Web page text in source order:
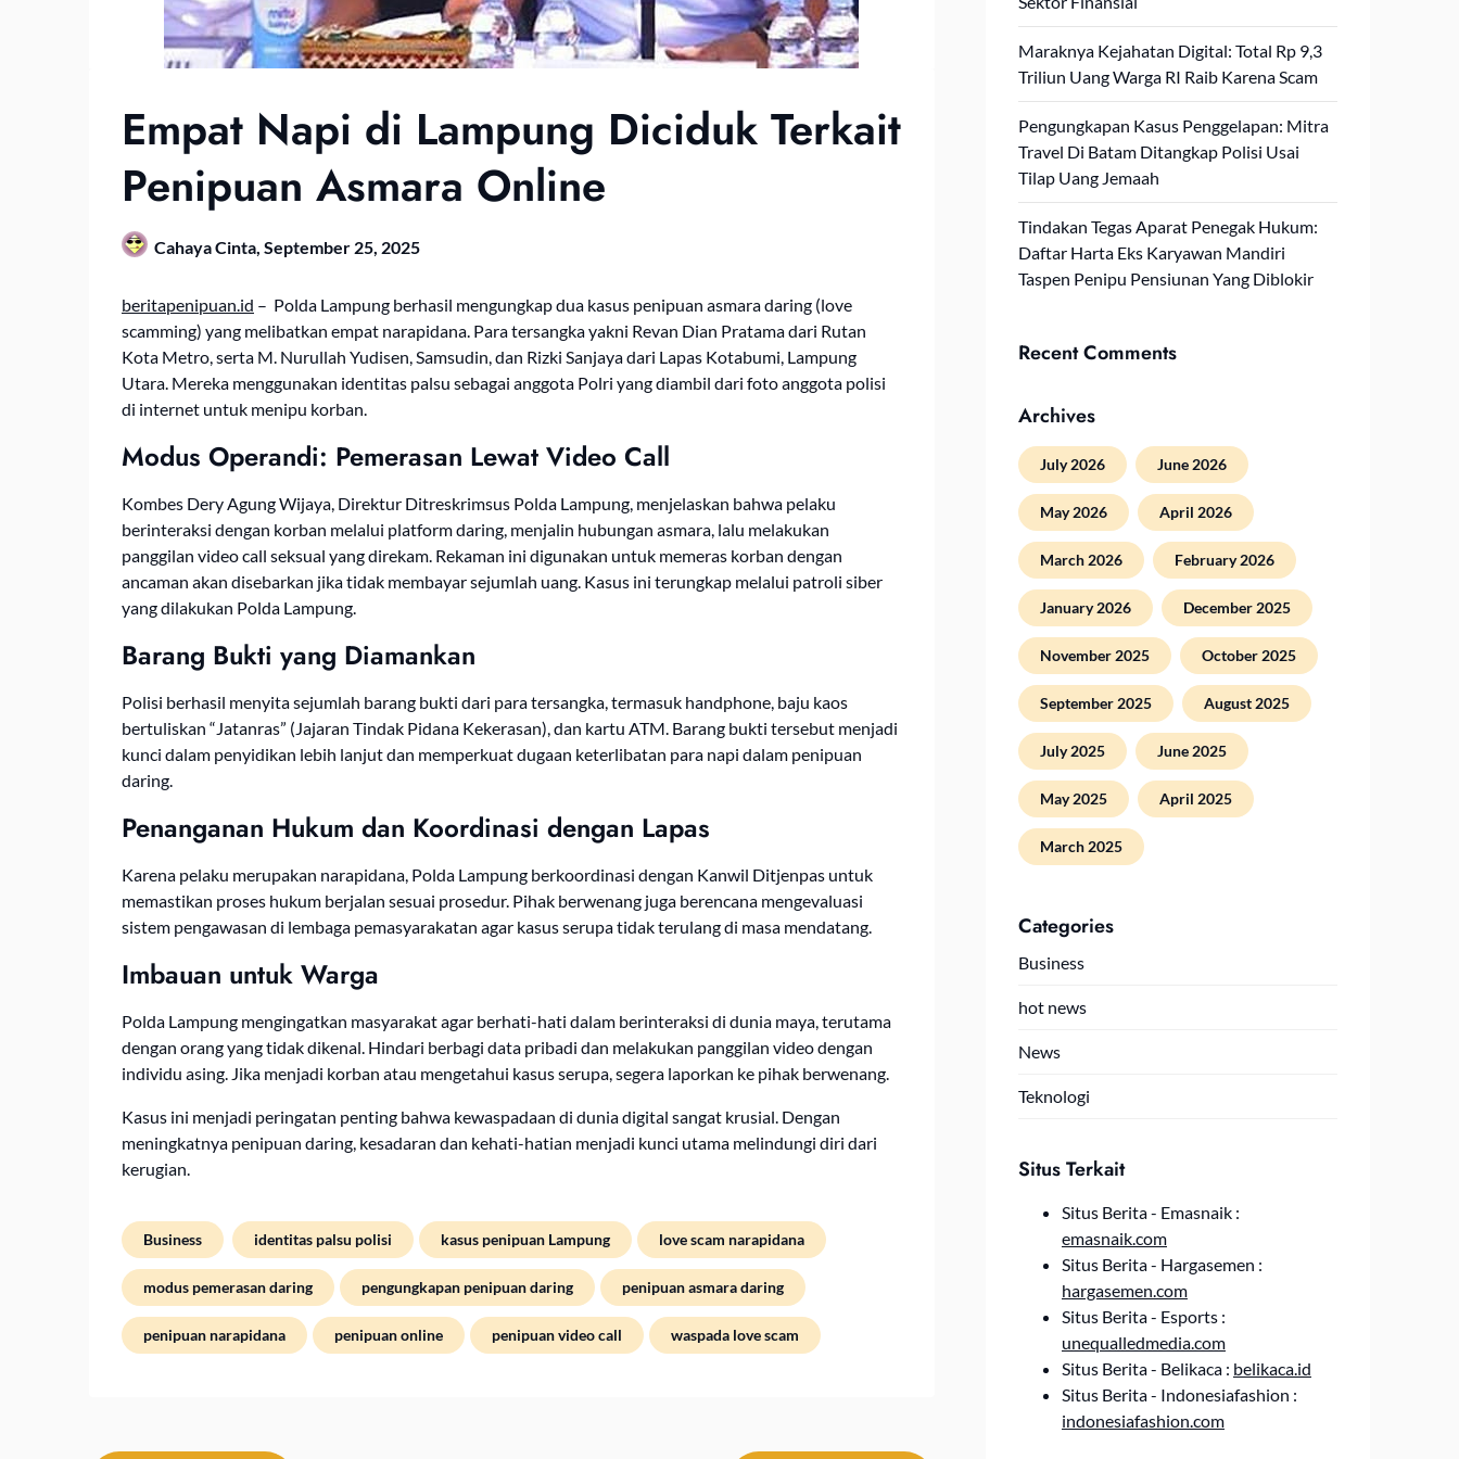
Empat Napi di Lampung Diciduk Terkait
Penipuan Asmara Online
Cahaya Cinta, September 25, 2025
beritapenipuan.id – Polda Lampung berhasil mengungkap dua kasus penipuan asmara daring (love
scamming) yang melibatkan empat narapidana. Para tersangka yakni Revan Dian Pratama dari Rutan
Kota Metro, serta M. Nurullah Yudisen, Samsudin, dan Rizki Sanjaya dari Lapas Kotabumi, Lampung
Utara. Mereka menggunakan identitas palsu sebagai anggota Polri yang diambil dari foto anggota polisi
di internet untuk menipu korban.
Modus Operandi: Pemerasan Lewat Video Call
Kombes Dery Agung Wijaya, Direktur Ditreskrimsus Polda Lampung, menjelaskan bahwa pelaku
berinteraksi dengan korban melalui platform daring, menjalin hubungan asmara, lalu melakukan
panggilan video call seksual yang direkam. Rekaman ini digunakan untuk memeras korban dengan
ancaman akan disebarkan jika tidak membayar sejumlah uang. Kasus ini terungkap melalui patroli siber
yang dilakukan Polda Lampung.
Barang Bukti yang Diamankan
Polisi berhasil menyita sejumlah barang bukti dari para tersangka, termasuk handphone, baju kaos
bertuliskan “Jatanras” (Jajaran Tindak Pidana Kekerasan), dan kartu ATM. Barang bukti tersebut menjadi
kunci dalam penyidikan lebih lanjut dan memperkuat dugaan keterlibatan para napi dalam penipuan
daring.
Penanganan Hukum dan Koordinasi dengan Lapas
Karena pelaku merupakan narapidana, Polda Lampung berkoordinasi dengan Kanwil Ditjenpas untuk
memastikan proses hukum berjalan sesuai prosedur. Pihak berwenang juga berencana mengevaluasi
sistem pengawasan di lembaga pemasyarakatan agar kasus serupa tidak terulang di masa mendatang.
Imbauan untuk Warga
Polda Lampung mengingatkan masyarakat agar berhati-hati dalam berinteraksi di dunia maya, terutama
dengan orang yang tidak dikenal. Hindari berbagi data pribadi dan melakukan panggilan video dengan
individu asing. Jika menjadi korban atau mengetahui kasus serupa, segera laporkan ke pihak berwenang.
Kasus ini menjadi peringatan penting bahwa kewaspadaan di dunia digital sangat krusial. Dengan
meningkatnya penipuan daring, kesadaran dan kehati-hatian menjadi kunci utama melindungi diri dari
kerugian.
Business identitas palsu polisi kasus penipuan Lampung love scam narapidana
modus pemerasan daring pengungkapan penipuan daring penipuan asmara daring
penipuan narapidana penipuan online penipuan video call waspada love scam
Maraknya Kejahatan Digital: Total Rp 9,3
Triliun Uang Warga RI Raib Karena Scam
Pengungkapan Kasus Penggelapan: Mitra
Travel Di Batam Ditangkap Polisi Usai
Tilap Uang Jemaah
Tindakan Tegas Aparat Penegak Hukum:
Daftar Harta Eks Karyawan Mandiri
Taspen Penipu Pensiunan Yang Diblokir
Recent Comments
Archives
July 2026 June 2026
May 2026 April 2026
March 2026 February 2026
January 2026 December 2025
November 2025 October 2025
September 2025 August 2025
July 2025 June 2025
May 2025 April 2025
March 2025
Categories
Business
hot news
News
Teknologi
Situs Terkait
Situs Berita - Emasnaik :
emasnaik.com
Situs Berita - Hargasemen :
hargasemen.com
Situs Berita - Esports :
unequalledmedia.com
Situs Berita - Belikaca : belikaca.id
Situs Berita - Indonesiafashion :
indonesiafashion.com